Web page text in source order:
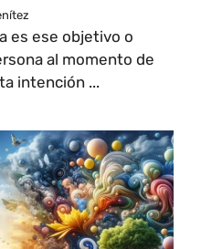
es ese objetivo o
al momento de
intención ...